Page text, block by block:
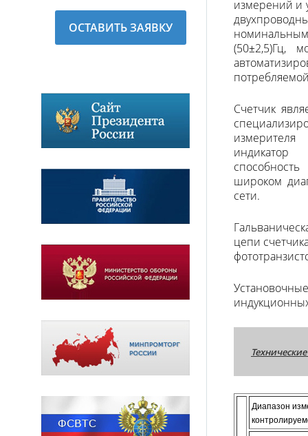
ОСТАВИТЬ ЗАЯВКУ
измерений и
(50±2,5)Гц,
Счетчик
широком
сети.
цепи
Диапазон